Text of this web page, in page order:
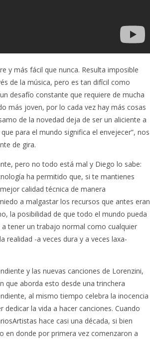
y más fácil que nunca. Resulta imposible
de la música, pero es tan difícil como
desafío constante que requiere de mucha
más joven, por lo cada vez hay más cosas
de la novedad deja de ser un aliciente a
para el mundo significa el envejecer”, nos
de gira.
pero no todo está mal y Diego lo sabe:
ha permitido que, si te mantienes
calidad técnica de manera
a malgastar los recursos que antes eran
la posibilidad de que todo el mundo pueda
tener un trabajo normal como cualquier
-a veces dura y a veces laxa-
y las nuevas canciones de Lorenzini,
que aborda esto desde una trinchera
al mismo tiempo celebra la inocencia
la vida a hacer canciones. Cuando
hace casi una década, si bien
en donde por primera vez comenzaron a